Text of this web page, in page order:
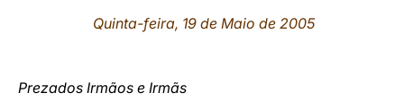
Quinta-feira, 19 de Maio de 2005
Prezados Irmãos e Irmãs